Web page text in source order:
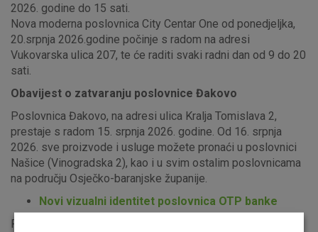
2026. godine do 15 sati.
Nova moderna poslovnica City Centar One od ponedjeljka,
20.srpnja 2026.godine počinje s radom na adresi
Vukovarska ulica 207, te će raditi svaki radni dan od 9 do 20
sati.
Obavijest o zatvaranju poslovnice Đakovo
Poslovnica Đakovo, na adresi ulica Kralja Tomislava 2,
prestaje s radom 15. srpnja 2026. godine. Od 16. srpnja
2026. sve proizvode i usluge možete pronaći u poslovnici
Našice (Vinogradska 2), kao i u svim ostalim poslovnicama
na području Osječko-baranjske županije.
Novi vizualni identitet poslovnica OTP banke
Popis uplatno-isplatnih bankomata možete vidjeti